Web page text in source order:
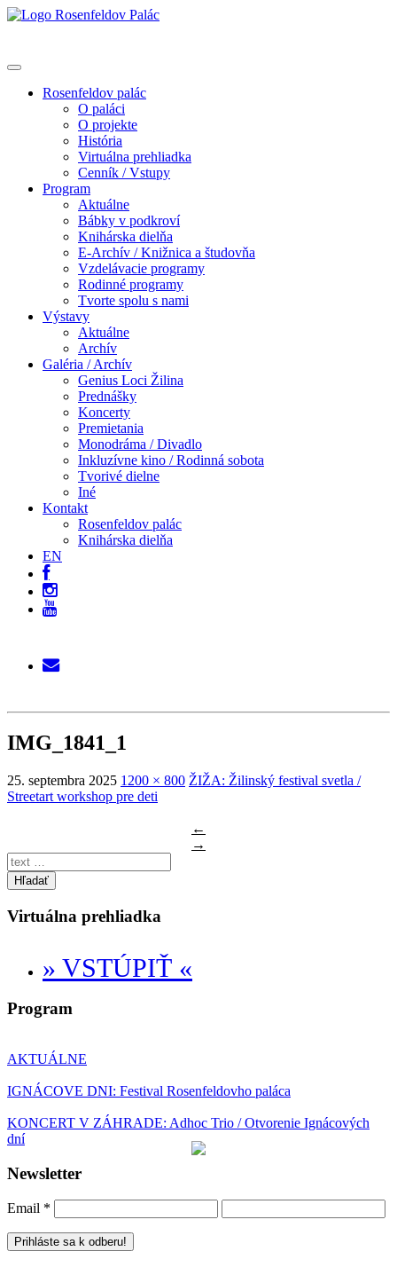
Rosenfeldov palác
O paláci
O projekte
História
Virtuálna prehliadka
Cenník / Vstupy
Program
Aktuálne
Bábky v podkroví
Knihárska dielňa
E-Archív / Knižnica a študovňa
Vzdelávacie programy
Rodinné programy
Tvorte spolu s nami
Výstavy
Aktuálne
Archív
Galéria / Archív
Genius Loci Žilina
Prednášky
Koncerty
Premietania
Monodráma / Divadlo
Inkluzívne kino / Rodinná sobota
Tvorivé dielne
Iné
Kontakt
Rosenfeldov palác
Knihárska dielňa
EN
IMG_1841_1
25. septembra 2025 1200 × 800 ŽIŽA: Žilinský festival svetla /
Streetart workshop pre deti
←
→
Hľadať
Virtuálna prehliadka
» VSTÚPIŤ «
Program
AKTUÁLNE
IGNÁCOVE DNI: Festival Rosenfeldovho paláca
KONCERT V ZÁHRADE: Adhoc Trio / Otvorenie Ignácových
dní
Newsletter
Email *